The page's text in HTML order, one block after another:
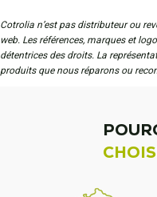
Cotrolia n’est pas distributeur ou
web. Les références, marques et
détentrices des droits. La
produits que nous réparons ou